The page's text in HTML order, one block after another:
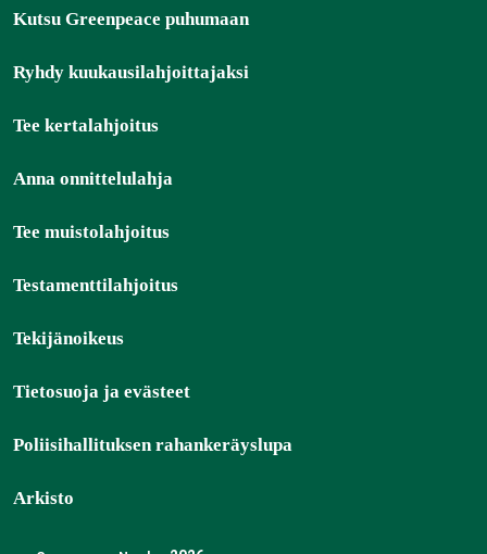
Kutsu Greenpeace puhumaan
Ryhdy kuukausilahjoittajaksi
Tee kertalahjoitus
Anna onnittelulahja
Tee muistolahjoitus
Testamenttilahjoitus
Tekijänoikeus
Tietosuoja ja evästeet
Poliisihallituksen rahankeräyslupa
Arkisto